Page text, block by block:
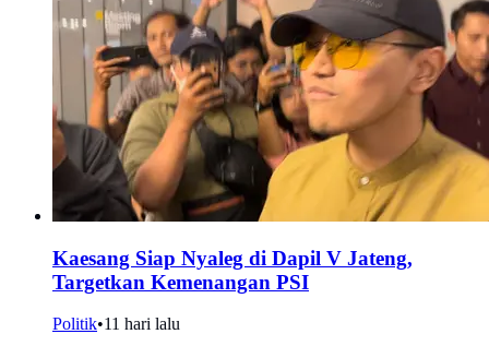
Kaesang Siap Nyaleg di Dapil V Jateng,
Targetkan Kemenangan PSI
Politik•11 hari lalu